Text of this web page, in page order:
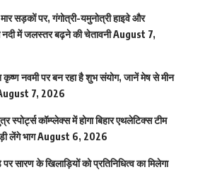
सड़कों पर, गंगोत्री-यमुनोत्री हाइवे और
नदी में जलस्तर बढ़ने की चेतावनीAugust 7,
नवमी पर बन रहा है शुभ संयोग, जानें मेष से मीन
7, 2026
स्पोर्ट्स कॉम्प्लेक्स में होगा बिहार एथलेटिक्स टीम
लेंगे भागAugust 6, 2026
सारण के खिलाड़ियों को प्रतिनिधित्व का मिलेगा